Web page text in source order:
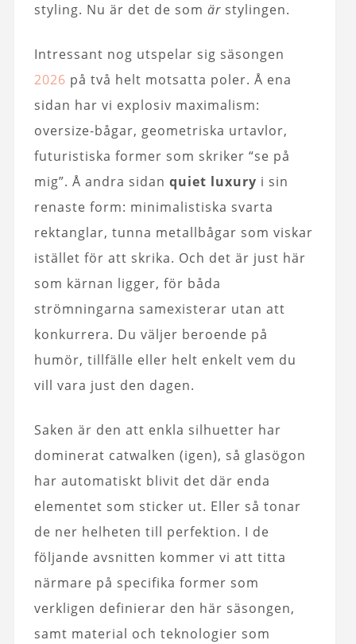
styling. Nu är det de som ärstylingen.
Intressant nog utspelar sig säsongen
2026 på två helt motsatta poler. Å ena
sidan har vi explosiv maximalism:
oversize-bågar, geometriska urtavlor,
futuristiska former som skriker “se på
mig”. Å andra sidan quiet luxury i sin
renaste form: minimalistiska svarta
rektanglar, tunna metallbågar som viskar
istället för att skrika. Och det är just här
som kärnan ligger, för båda
strömningarna samexisterar utan att
konkurrera. Du väljer beroende på
humör, tillfälle eller helt enkelt vem du
vill vara just den dagen.
Saken är den att enkla silhuetter har
dominerat catwalken (igen), så glasögon
har automatiskt blivit det där enda
elementet som sticker ut. Eller så tonar
de ner helheten till perfektion. I de
följande avsnitten kommer vi att titta
närmare på specifika former som
verkligen definierar den här säsongen,
samt material och teknologier som